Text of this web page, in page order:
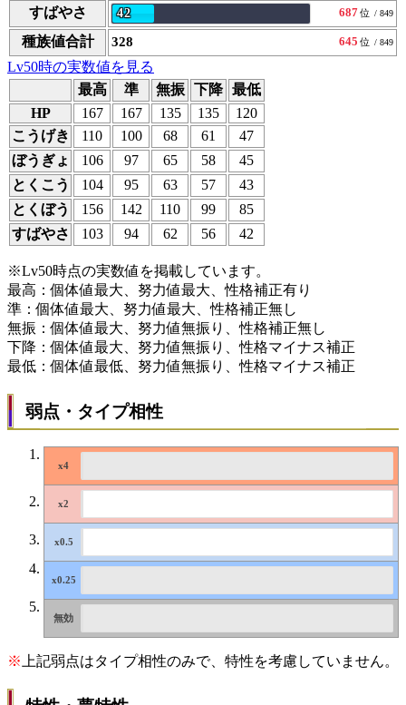
すばやさ 42 687位 / 849
種族値合計 328 645 位 / 849
Lv50時の実数値を見る
最高
準 無振 下降 最低
HP
167 167 135 135
120
こうげき
110 100 68 61
47
ぼうぎょ
106 97 65 58
45
とくこう
104 95 63 57
43
とくぼう
156 142 110 99
85
すばやさ
103 94 62 56 42
※Lv50時点の実数値を掲載しています。
最高：個体値最大、努力値最大、性格補正有り
準：個体値最大、努力値最大、性格補正無し
無振：個体値最大、努力値無振り、性格補正無し
下降：個体値最大、努力値無振り、性格マイナス補正
最低：個体値最低、努力値無振り、性格マイナス補正
弱点・タイプ相性
※ 上記弱点はタイプ相性のみで、特性を考慮していません。